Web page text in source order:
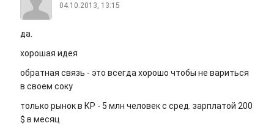
04.10.2013, 13:15
да.
хорошая идея
обратная связь - это всегда хорошо чтобы не вариться
в своем соку
только рынок в КР - 5 млн человек с сред. зарплатой 200
$ в месяц